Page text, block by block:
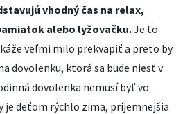
vhodný čas na relax,
alebo lyžovačku.Je to
veľmi milo prekvapiť a preto by
dovolenku, ktorá sa bude niesť v
dovolenka nemusí byť vo
je deťom rýchlo zima, príjemnejšia